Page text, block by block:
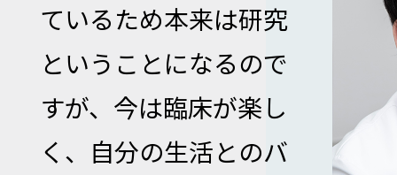
ているため本来は研究
ということになるので
すが、今は臨床が楽し
く、自分の生活とのバ